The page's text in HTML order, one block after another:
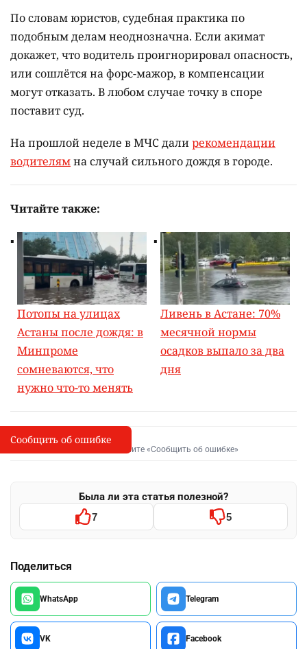
По словам юристов, судебная практика по
подобным делам неоднозначна. Если акимат
докажет, что водитель проигнорировал опасность,
или сошлётся на форс-мажор, в компенсации
могут отказать. В любом случае точку в споре
поставит суд.
На прошлой неделе в МЧС далирекомендации
водителямна случай сильного дождя в городе.
Читайте также:
Потопы на улицах
Астаны после дождя: в
Минпроме
сомневаются, что
нужно что-то менять
Ливень в Астане: 70%
месячной нормы
осадков выпало за два
дня
I
Сообщить об опечатке
Выделите фрагмент и нажмите «Сообщить об ошибке»
Была ли эта статья полезной?
7 5
Поделиться
WhatsApp Telegram
VK Facebook
Сообщить об ошибке